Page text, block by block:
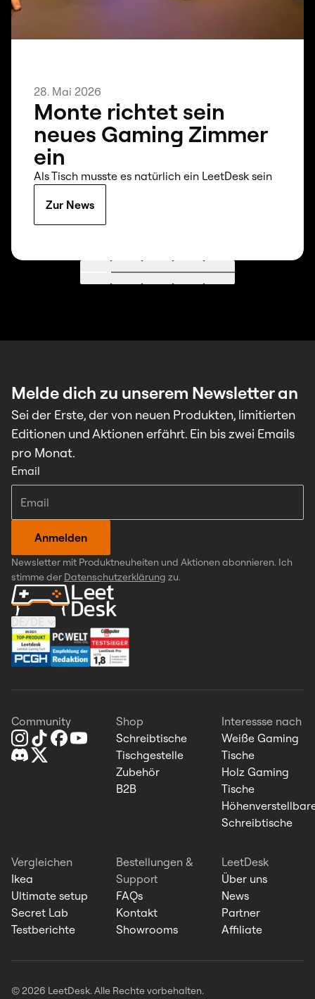
28. Mai 2026
Monte richtet sein
neues Gaming Zimmer
ein
Als Tisch musste es natürlich ein LeetDesk sein
Zur News
Gehe zu 1Gehe zu 2Gehe zu 3Gehe zu 4Gehe zu 5
Melde dich zu unserem Newsletter an
Sei der Erste, der von neuen Produkten, limitierten
Editionen und Aktionen erfährt. Ein bis zwei Emails
pro Monat.
Email
Anmelden
Newsletter mit Produktneuheiten und Aktionen abonnieren. Ich
stimme der Datenschutzerklärung zu.
DE
Community
Shop
Schreibtische
Tischgestelle
Zubehör
B2B
Interessse nach
Weiße Gaming
Tische
Holz Gaming
Tische
Schreibtische
Vergleichen
Ikea
Ultimate setup
Secret Lab
Testberichte
Bestellungen &
Support
FAQs
Kontakt
Showrooms
LeetDesk
Über uns
News
Partner
Affiliate
© 2026 LeetDesk. Alle Rechte vorbehalten.